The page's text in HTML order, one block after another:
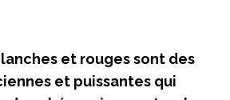
et rouges sont des
et puissantes qui